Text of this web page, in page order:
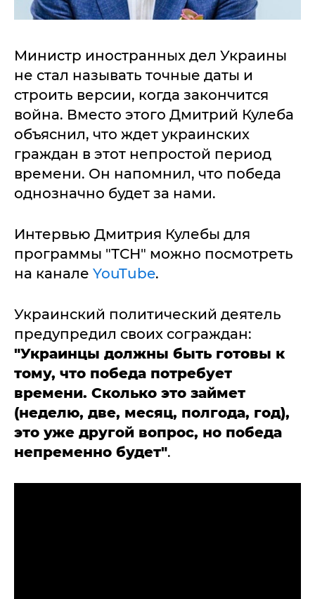
Министр иностранных дел Украины
не стал называть точные даты и
строить версии, когда закончится
война. Вместо этого Дмитрий Кулеба
объяснил, что ждет украинских
граждан в этот непростой период
времени. Он напомнил, что победа
однозначно будет за нами.
Интервью Дмитрия Кулебы для
программы "ТСН" можно посмотреть
на канале YouTube.
Украинский политический деятель
предупредил своих сограждан:
"Украинцы должны быть готовы к
тому, что победа потребует
времени. Сколько это займет
(неделю, две, месяц, полгода, год),
это уже другой вопрос, но победа
непременно будет".